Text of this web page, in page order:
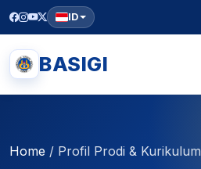
ID
BASIGI
Home / Profil Prodi & Kurikulum